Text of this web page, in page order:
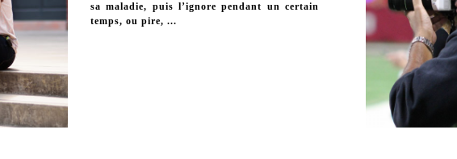
sa maladie, puis l’ignore pendant un certain
temps, ou pire, ...